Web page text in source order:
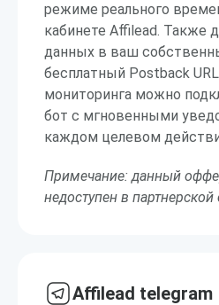
режиме реального
кабинете Affilead. Также
данных в ваш
бесплатный Postback
мониторинга можно
бот с мгновенными
каждом целевом
Примечание: данный
недоступен в партнерской
Affilead telegram